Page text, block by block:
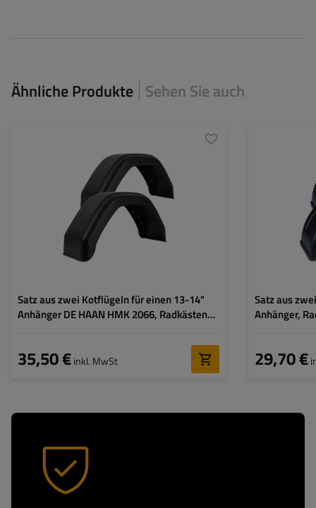
Ähnliche Produkte Sehen Sie auch
Satz aus zwei Kotflügeln für einen 13-14"
Anhänger DE HAAN HMK 2066, Radkästen
35,50 €inkl. MwSt
660 mm
Breite des Kotflügels:
200 mm
Höhe des Kotflügels:
330 mm
ja
Satz aus
Anhänger,
29,70 €
Breite des
Höhe des